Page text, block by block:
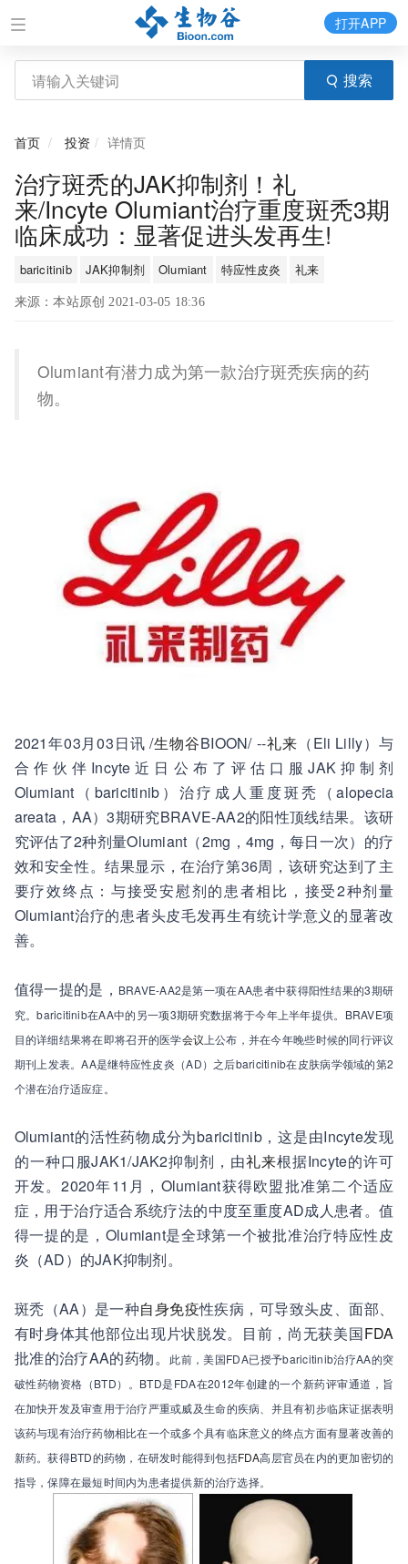
搜索
打开APP
首页 投资 详情页
治疗斑秃的JAK抑制剂！礼
来/Incyte Olumiant治疗重度斑秃3期
临床成功：显著促进头发再生!
baricitinib JAK抑制剂 Olumiant 特应性皮炎 礼来
来源：本站原创 2021-03-05 18:36
Olumiant有潜力成为第一款治疗斑秃疾病的药
物。
2021年03月03日讯 /生物谷BIOON/ --礼来 （Eli Lilly）与
合作伙伴Incyte近日公布了评估口服JAK抑制剂
Olumiant（baricitinib）治疗成人重度斑秃（alopecia
areata，AA）3期研究BRAVE-AA2的阳性顶线结果。该研
究评估了2种剂量Olumiant（2mg，4mg，每日一次）的疗
效和安全性。结果显示，在治疗第36周，该研究达到了主
要疗效终点：与接受安慰剂的患者相比，接受2种剂量
Olumiant治疗的患者头皮毛发再生有统计学意义的显著改
善。
值得一提的是， BRAVE-AA2是第一项在AA患者中获得阳性结果的3期研
究。baricitinib在AA中的另一项3期研究数据将于今年上半年提供。BRAVE项
目的详细结果将在即将召开的医学会议 上公布，并在今年晚些时候的同行评议
期刊上发表。AA是继特应性皮炎（AD）之后baricitinib在皮肤病学领域的第2
个潜在治疗适应症。
Olumiant的活性药物成分为baricitinib，这是由Incyte发现
的一种口服JAK1/JAK2抑制剂，由礼来根据Incyte的许可
开发。2020年11月，Olumiant获得欧盟批准第二个适应
症，用于治疗适合系统疗法的中度至重度AD成人患者。值
得一提的是，Olumiant是全球第一个被批准治疗特应性皮
炎（AD）的JAK抑制剂。
斑秃（AA）是一种自身免疫性疾病，可导致头皮、面部、
有时身体其他部位出现片状脱发。目前，尚无获美国FDA
批准的治疗AA的药物。
此前，美国FDA已授予baricitinib治疗AA的突
破性药物资格（BTD）。BTD是FDA在2012年创建的一个新药评审通道，旨
在加快开发及审查用于治疗严重或威及生命的疾病、并且有初步临床证据表明
该药与现有治疗药物相比在一个或多个具有临床意义的终点方面有显著改善的
新药。获得BTD的药物，在研发时能得到包括FDA高层官员在内的更加密切的
指导，保障在最短时间内为患者提供新的治疗选择。